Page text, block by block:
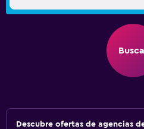
Descubre ofertas de agencias